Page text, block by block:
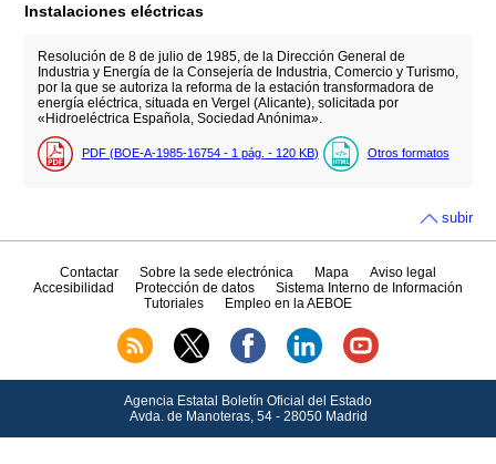
Instalaciones eléctricas
Resolución de 8 de julio de 1985, de la Dirección General de
Industria y Energía de la Consejería de Industria, Comercio y Turismo,
por la que se autoriza la reforma de la estación transformadora de
energía eléctrica, situada en Vergel (Alicante), solicitada por
«Hidroeléctrica Española, Sociedad Anónima».
PDF (BOE-A-1985-16754 - 1 pág. - 120 KB) Otros formatos
subir
Contactar Sobre la sede electrónica Mapa
Aviso legal
Accesibilidad
Protección de datos
Sistema Interno de Información
Tutoriales
Empleo en la AEBOE
Agencia Estatal Boletín Oficial del Estado
Avda. de Manoteras, 54 - 28050 Madrid